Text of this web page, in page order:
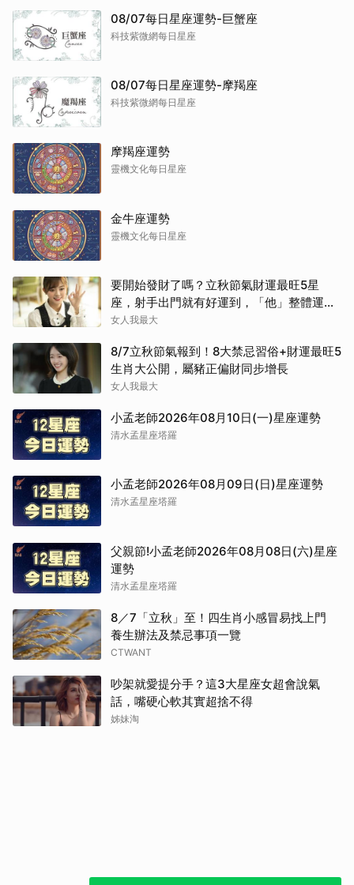
08/07每日星座運勢-巨蟹座
科技紫微網每日星座
08/07每日星座運勢-摩羯座
科技紫微網每日星座
摩羯座運勢
靈機文化每日星座
金牛座運勢
靈機文化每日星座
要開始發財了嗎？立秋節氣財運最旺5星
座，射手出門就有好運到，「他」整體運勢
將走上坡
女人我最大
8/7立秋節氣報到！8大禁忌習俗+財運最旺5
生肖大公開，屬豬正偏財同步增長
女人我最大
小孟老師2026年08月10日(一)星座運勢
清水孟星座塔羅
小孟老師2026年08月09日(日)星座運勢
清水孟星座塔羅
父親節!小孟老師2026年08月08日(六)星座
運勢
清水孟星座塔羅
8／7「立秋」至！四生肖小感冒易找上門
養生辦法及禁忌事項一覽
CTWANT
吵架就愛提分手？這3大星座女超會說氣
話，嘴硬心軟其實超捨不得
姊妹淘